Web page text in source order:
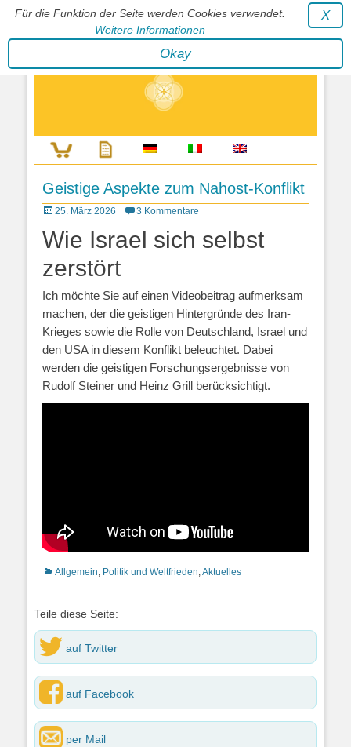
Für die Funktion der Seite werden Cookies verwendet.
Weitere Informationen
X
Okay
Stephan Wunderlich Verlag
Literatur zur Förderung der Gestaltfähigkeit des Lebens
Geistige Aspekte zum Nahost-Konflikt
Posted25. März 2026 3 Kommentare
Wie Israel sich selbst
zerstört
Ich möchte Sie auf einen Videobeitrag aufmerksam
machen, der die geistigen Hintergründe des Iran-
Krieges sowie die Rolle von Deutschland, Israel und
den USA in diesem Konflikt beleuchtet. Dabei
werden die geistigen Forschungsergebnisse von
Rudolf Steiner und Heinz Grill berücksichtigt.
Kategorien
Allgemein Politik und Weltfrieden Aktuelles
Teile diese Seite:
auf Twitter
auf Facebook
per Mail